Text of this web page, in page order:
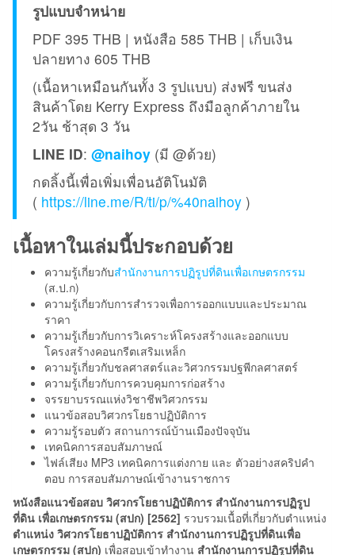
รูปแบบจำหน่าย
PDF 395 THB | หนังสือ 585 THB | เก็บเงิน
ปลายทาง 605 THB
(เนื้อหาเหมือนกันทั้ง 3 รูปแบบ) ส่งฟรี ขนส่ง
สินค้าโดย Kerry Express ถึงมือลูกค้าภายใน
2วัน ช้าสุด 3 วัน
LINE ID: @naihoy (มี @ด้วย)
กดลิ้งนี้เพื่อเพิ่มเพื่อนอัติโนมัติ
( https://line.me/R/ti/p/%40naihoy )
เนื้อหาในเล่มนี้ประกอบด้วย
ความรู้เกี่ยวกับสำนักงานการปฏิรูปที่ดินเพื่อเกษตรกรรม
(ส.ป.ก)
ความรู้เกี่ยวกับการสำรวจเพื่อการออกแบบและประมาณ
ราคา
ความรู้เกี่ยวกับการวิเคราะห์โครงสร้างและออกแบบ
โครงสร้างคอนกรีตเสริมเหล็ก
ความรู้เกี่ยวกับชลศาสตร์และวิศวกรรมปฐพีกลศาสตร์
ความรู้เกี่ยวกับการควบคุมการก่อสร้าง
จรรยาบรรณแห่งวิชาชีพวิศวกรรม
แนวข้อสอบวิศวกรโยธาปฏิบัติการ
ความรู้รอบตัว สถานการณ์บ้านเมืองปัจจุบัน
เทคนิคการสอบสัมภาษณ์
ไฟล์เสียง MP3 เทคนิคการแต่งกาย และ ตัวอย่างสคริปคำ
ตอบ การสอบสัมภาษณ์เข้างานราชการ
หนังสือแนวข้อสอบ วิศวกรโยธาปฏิบัติการ สำนักงานการปฏิรูป
ที่ดิน เพื่อเกษตรกรรม (สปก) [2562] รวบรวมเนื้อที่เกี่ยวกับตำแหน่ง
ตำแหน่ง วิศวกรโยธาปฏิบัติการ สำนักงานการปฏิรูปที่ดินเพื่อ
เกษตรกรรม (สปก) เพื่อสอบเข้าทำงาน สำนักงานการปฏิรูปที่ดิน